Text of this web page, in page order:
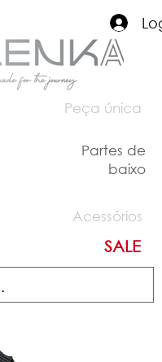
Peça única
Partes de
baixo
Acessórios
SALE